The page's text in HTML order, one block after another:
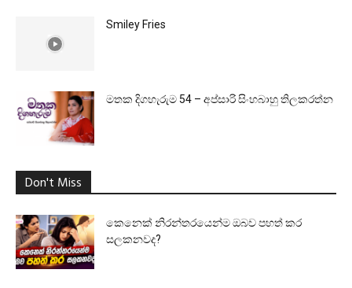
Smiley Fries
මතක දිගහැරුම 54 – අප්සාරි සිංහබාහු තිලකරත්න
Don't Miss
කෙනෙක් නිරන්තරයෙන්ම ඔබව පහත් කර
සලකනවද?